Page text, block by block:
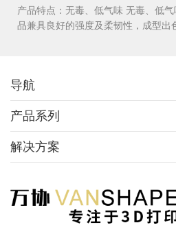
产品特点：无毒、低气味 无毒、低
品兼具良好的强度及柔韧性，成型出
导航
产品系列
解决方案